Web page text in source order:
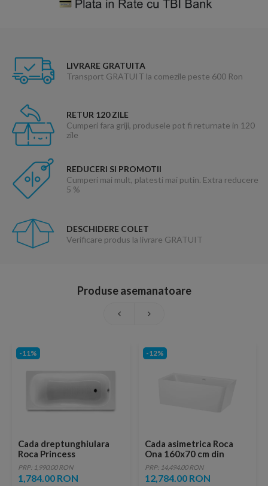
LIVRARE GRATUITA
Transport GRATUIT la comezile peste 600 Ron
RETUR 120 ZILE
Cumperi fara griji, produsele pot fi returnate in 120
zile
REDUCERI SI PROMOTII
Cumperi mai mult, platesti mai putin. Extra reducere
5 %
DESCHIDERE COLET
Verificare produs la livrare GRATUIT
Produse asemanatoare
-11%
Cada dreptunghiulara
Roca Princess
170x70xH43 cm
PRP: 1,990.00 RON
1,784.00 RON
-12%
Cada asimetrica Roca
Ona 160x70 cm din
Stonex alb cu panouri si
instalare pe stanga
PRP: 14,494.00 RON
12,784.00 RON